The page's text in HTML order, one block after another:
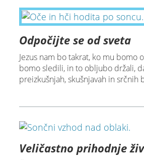
Odpočijte se od sveta
Jezus nam bo takrat, ko mu bomo
bomo sledili, in to obljubo držali,
preizkušnjah, skušnjavah in srčnih
Veličastno prihodnje